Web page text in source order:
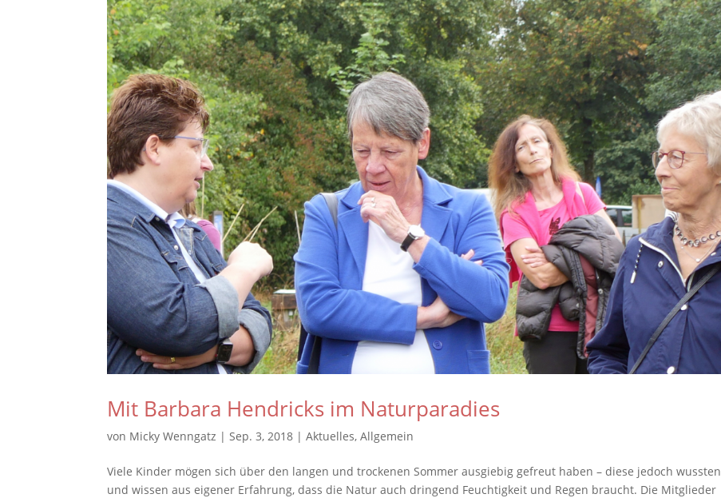
Mit Barbara Hendricks im Naturparadies
von Micky Wenngatz |Sep. 3, 2018 |Aktuelles,Allgemein
Viele Kinder mögen sich über den langen und trockenen Sommer ausgiebig gefreut haben – diese jedoch wussten
und wissen aus eigener Erfahrung, dass die Natur auch dringend Feuchtigkeit und Regen braucht. Die Mitglieder